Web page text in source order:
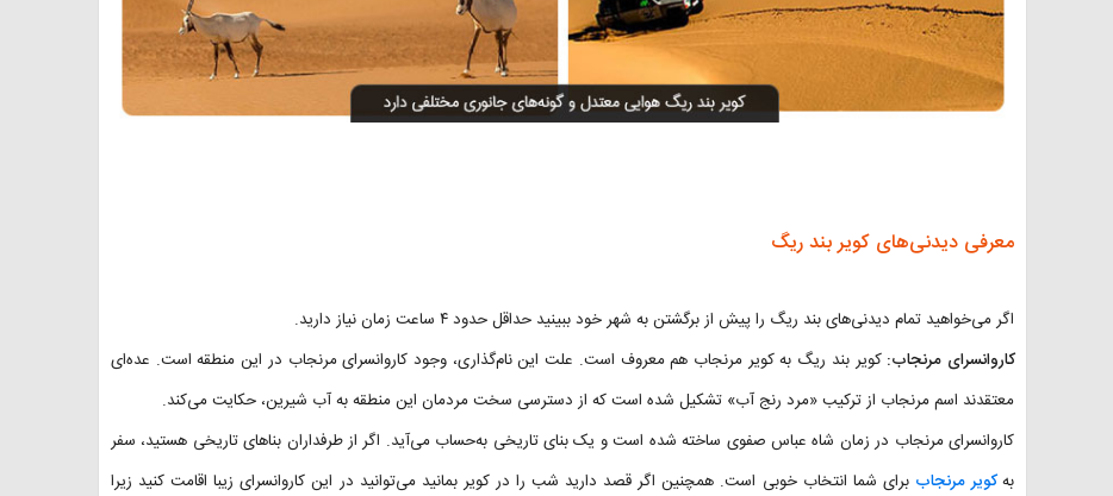
معرفی دیدنی‌های کویر بند ریگ
اگر می‌خواهید تمام دیدنی‌های بند ریگ را پیش از برگشتن به شهر خود ببینید حداقل حدود ۴ ساعت زمان نیاز دارید.
کاروانسرای مرنجاب: کویر بند ریگ به کویر مرنجاب هم معروف است. علت این نام‌گذاری، وجود کاروانسرای مرنجاب در این منطقه است. عده‌ای
معتقدند اسم مرنجاب از ترکیب «مرد رنج آب» تشکیل شده است که از دسترسی سخت مردمان این منطقه به آب شیرین، حکایت می‌کند.
کاروانسرای مرنجاب در زمان شاه عباس صفوی ساخته شده است و یک بنای تاریخی به‌حساب می‌آید. اگر از طرفداران بناهای تاریخی هستید، سفر
بهکویر مرنجاب برای شما انتخاب خوبی است. همچنین اگر قصد دارید شب را در کویر بمانید می‌توانید در این کاروانسرای زیبا اقامت کنید زیرا